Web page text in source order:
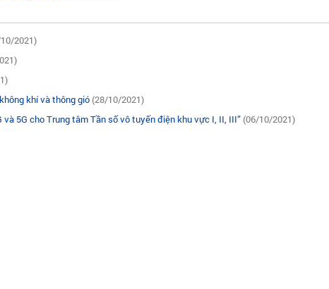
2021)
khí và thông gió (28/10/2021)
5G cho Trung tâm Tần số vô tuyến điện khu vực I, II, III” (06/10/2021)